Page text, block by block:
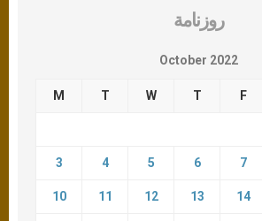
روزنامة
October 2022
M T W T F
3 4 5 6 7
10 11 12 13 14